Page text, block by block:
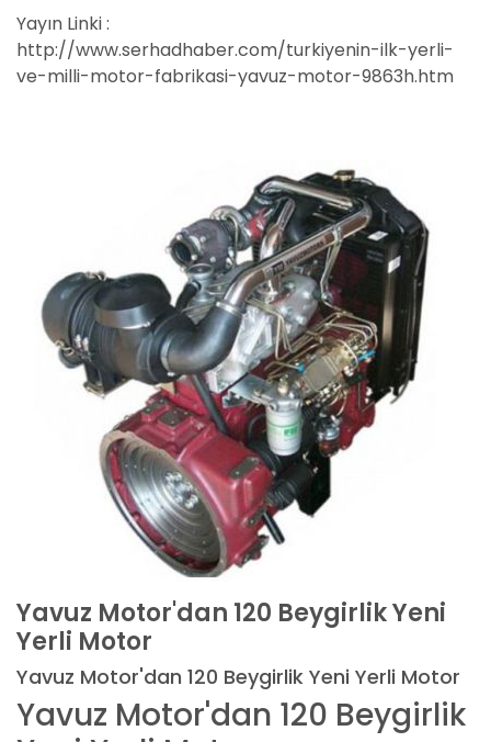
Yayın Linki :
http://www.serhadhaber.com/turkiyenin-ilk-yerli-
ve-milli-motor-fabrikasi-yavuz-motor-9863h.htm
Yavuz Motor'dan 120 Beygirlik Yeni
Yerli Motor
Yavuz Motor'dan 120 Beygirlik Yeni Yerli Motor
Yavuz Motor'dan 120 Beygirlik